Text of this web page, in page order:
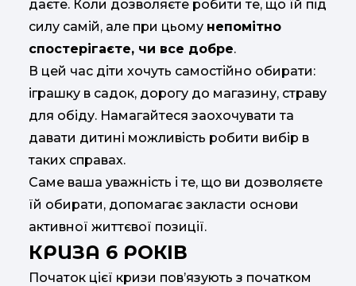
даєте. Коли дозволяєте робити те, що їй під
силу самій, але при цьому непомітно
спостерігаєте, чи все добре.
В цей час діти хочуть самостійно обирати:
іграшку в садок, дорогу до магазину, страву
для обіду. Намагайтеся заохочувати та
давати дитині можливість робити вибір в
таких справах.
Саме ваша уважність і те, що ви дозволяєте
їй обирати, допомагає закласти основи
активної життєвої позиції.
КРИЗА 6 РОКІВ
Початок цієї кризи пов’язують з початком